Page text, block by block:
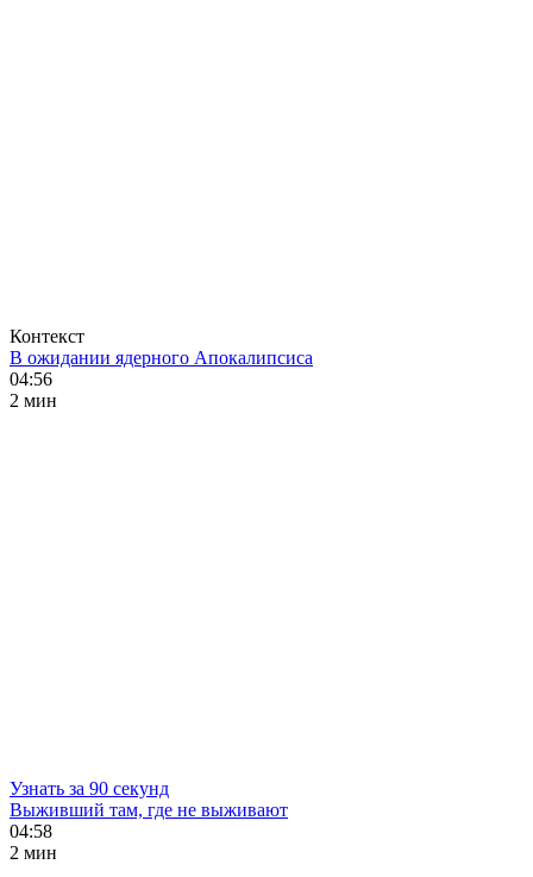
Контекст
В ожидании ядерного Апокалипсиса
04:56
2 мин
Узнать за 90 секунд
Выживший там, где не выживают
04:58
2 мин